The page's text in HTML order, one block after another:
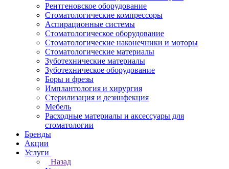
Рентгеновское оборудование
Стоматологические компрессоры
Аспирационные системы
Стоматологическое оборудование
Стоматологические наконечники и моторы
Стоматологические материалы
Зуботехнические материалы
Зуботехническое оборудование
Боры и фрезы
Имплантология и хирургия
Стерилизация и дезинфекция
Мебель
Расходные материалы и аксессуары для
стоматологии
Бренды
Акции
Услуги
Назад